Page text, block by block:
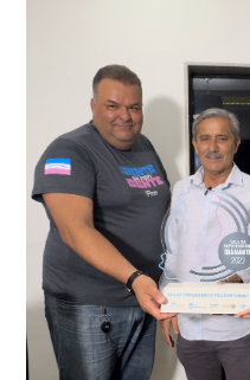
conta do sistema de
recentemente em
Kennedy, o sistema é
do país, sendo possível
meio do cruzamento
específico, com dados
de Janeiro.
“Mais de 100 câmeras
interior de Presidente
segurança à população,
produtores
parabéns a todos os
segurança da nossa
Fontão.